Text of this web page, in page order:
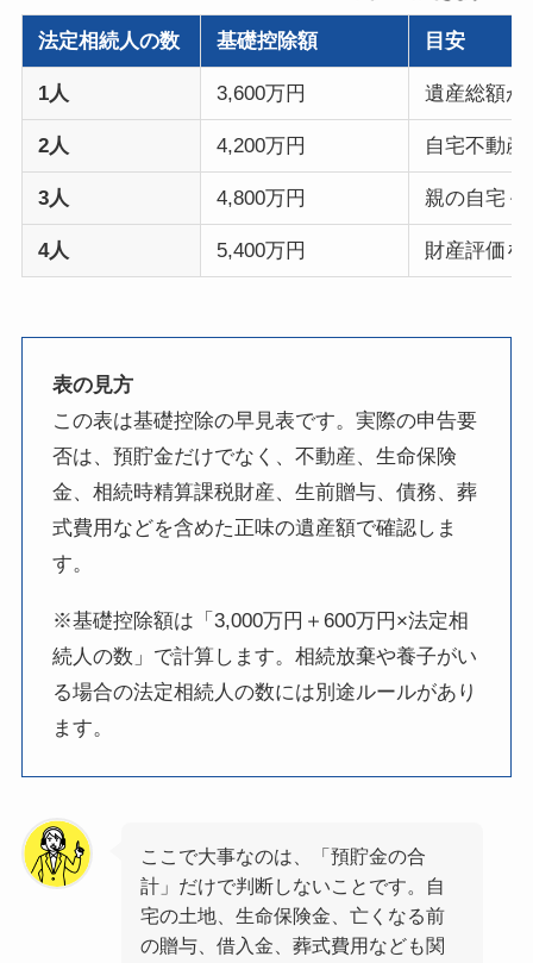
法定相続人の数 基礎控除額 目安
1人 3,600万円 遺産総額が
2人 4,200万円 自宅不動
3人 4,800万円 親の自宅＋
4人 5,400万円 財産評価を
表の見方
この表は基礎控除の早見表です。実際の申告要
否は、預貯金だけでなく、不動産、生命保険
金、相続時精算課税財産、生前贈与、債務、葬
式費用などを含めた正味の遺産額で確認しま
す。
※基礎控除額は「3,000万円＋600万円×法定相
続人の数」で計算します。相続放棄や養子がい
る場合の法定相続人の数には別途ルールがあり
ます。
ここで大事なのは、「預貯金の合
計」だけで判断しないことです。自
宅の土地、生命保険金、亡くなる前
の贈与、借入金、葬式費用なども関